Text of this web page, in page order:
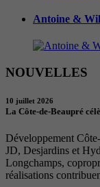
Antoine &
NOUVELLES
10 juillet 2026
La Côte-de-Beaupré
Développement
JD, Desjardins et
Longchamps,
réalisations